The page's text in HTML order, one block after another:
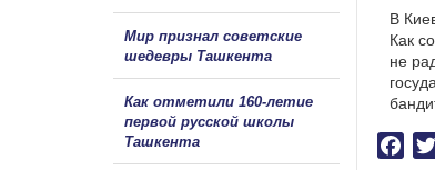
В
Как
не
Мир признал советские
шедевры Ташкента
Как отметили 160-летие
первой русской школы
Ташкента